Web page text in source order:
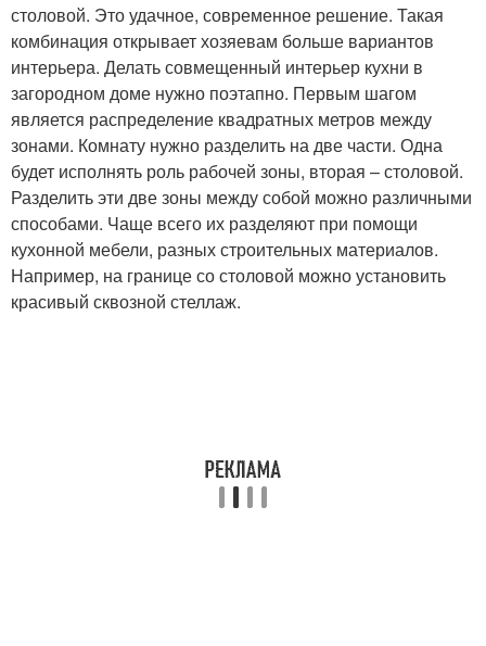
столовой. Это удачное, современное решение. Такая
комбинация открывает хозяевам больше вариантов
интерьера. Делать совмещенный интерьер кухни в
загородном доме нужно поэтапно. Первым шагом
является распределение квадратных метров между
зонами. Комнату нужно разделить на две части. Одна
будет исполнять роль рабочей зоны, вторая – столовой.
Разделить эти две зоны между собой можно различными
способами. Чаще всего их разделяют при помощи
кухонной мебели, разных строительных материалов.
Например, на границе со столовой можно установить
красивый сквозной стеллаж.